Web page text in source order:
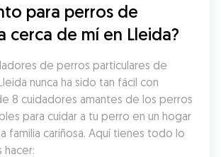
para perros de
cerca de mí en Lleida?
de perros particulares de
nunca ha sido tan fácil con
8 cuidadores amantes de los perros
para cuidar a tu perro en un hogar
familia cariñosa. Aquí tienes todo lo
hacer: